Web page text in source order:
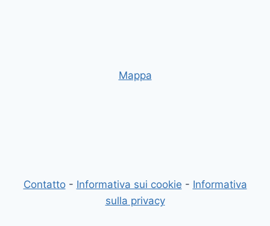
Mappa
Contatto- Informativa sui cookie - Informativa
sulla privacy